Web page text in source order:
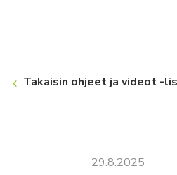
Takaisin ohjeet ja videot -
29.8.2025